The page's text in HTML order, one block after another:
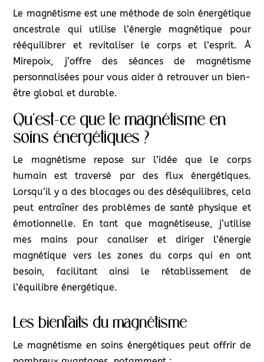
Le magnétisme est une méthode de soin énergétique
ancestrale qui utilise l’énergie magnétique pour
rééquilibrer et revitaliser le corps et l’esprit. À
Mirepoix, j’offre des séances de magnétisme
personnalisées pour vous aider à retrouver un bien-
être global et durable.
Qu’est-ce que le magnétisme en
soins énergétiques ?
Le magnétisme repose sur l’idée que le corps
humain est traversé par des flux énergétiques.
Lorsqu’il y a des blocages ou des déséquilibres, cela
peut entraîner des problèmes de santé physique et
émotionnelle. En tant que magnétiseuse, j’utilise
mes mains pour canaliser et diriger l’énergie
magnétique vers les zones du corps qui en ont
besoin, facilitant ainsi le rétablissement de
l’équilibre énergétique.
Les bienfaits du magnétisme
Le magnétisme en soins énergétiques peut offrir de